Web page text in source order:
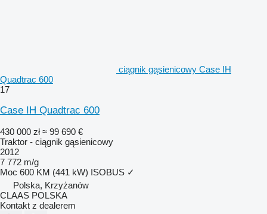
ciągnik gąsienicowy Case IH
Quadtrac 600
17
Case IH Quadtrac 600
430 000 zł ≈ 99 690 €
Traktor - ciągnik gąsienicowy
2012
7 772 m/g
Moc 600 KM (441 kW) ISOBUS ✓
Polska, Krzyżanów
CLAAS POLSKA
Kontakt z dealerem